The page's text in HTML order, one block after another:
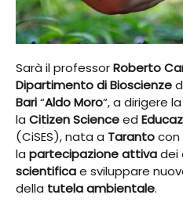
Sarà il professorRoberto
Dipartimento di Bioscienze
Bari“Aldo Moro“, a dirigere la
la Citizen Scienceed
(CiSES), nata a Tarantocon
la partecipazione attivadei
scientificae sviluppare
della tutela ambientale.